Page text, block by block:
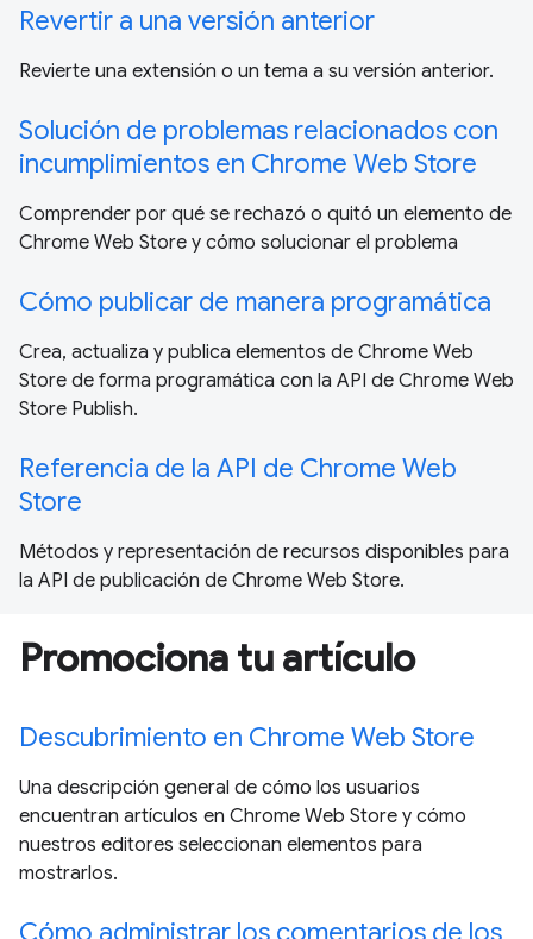
Revertir a una versión anterior
Revierte una extensión o un tema a su versión anterior.
Solución de problemas relacionados con
incumplimientos en Chrome Web Store
Comprender por qué se rechazó o quitó un elemento de
Chrome Web Store y cómo solucionar el problema
Cómo publicar de manera programática
Crea, actualiza y publica elementos de Chrome Web
Store de forma programática con la API de Chrome Web
Store Publish.
Referencia de la API de Chrome Web
Store
Métodos y representación de recursos disponibles para
la API de publicación de Chrome Web Store.
Promociona tu artículo
Descubrimiento en Chrome Web Store
Una descripción general de cómo los usuarios
encuentran artículos en Chrome Web Store y cómo
nuestros editores seleccionan elementos para
mostrarlos.
Cómo administrar los comentarios de los